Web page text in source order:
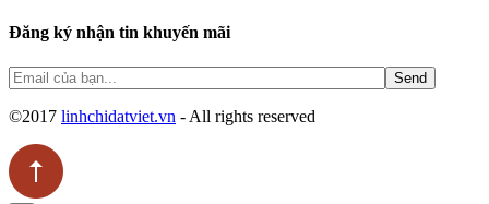
Đăng ký nhận tin khuyến mãi
©2017 linhchidatviet.vn - All rights reserved